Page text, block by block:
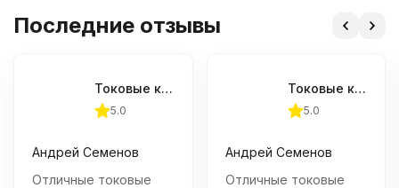
Последние отзывы
Токовые клещи APPA 39T
5.0
Андрей Семенов
Отличные токовые
Токовые клещи APPA 39T
5.0
Андрей Семенов
Отличные токовые